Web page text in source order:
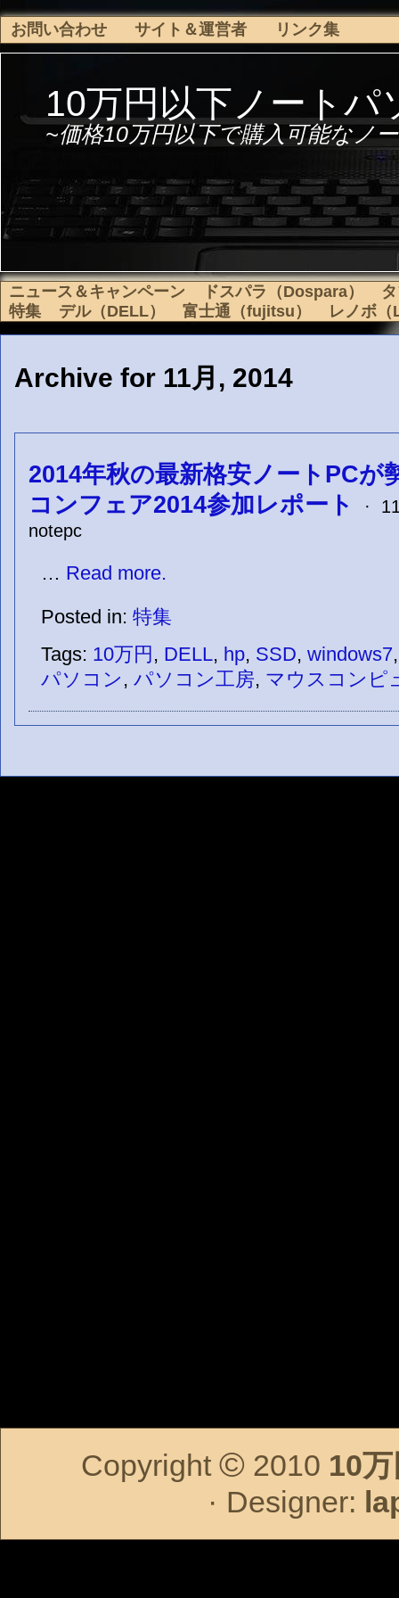
お問い合わせ サイト＆運営者 リンク集
10万円以下ノートパ
~価格10万円以下で購入可能なノ
ニュース＆キャンペーン ドスパラ（Dospara）
特集
デル（DELL） 富士通（fujitsu） レノボ
Archive for 11月, 2014
2014年秋の最新格安ノートPCが
コンフェア2014参加レポート
·
notepc
… Read more.
Posted in: 特集
Tags: 10万円 , DELL, hp, SSD, windows7
パソコン , パソコン工房, マウスコンピ
Copyright © 2010 10
· Designer: